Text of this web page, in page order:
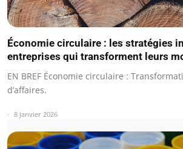
Économie circulaire : les stratégies
entreprises qui transforment leurs
EN BREF Économie circulaire :
d’affaires.
8 janvier 2026